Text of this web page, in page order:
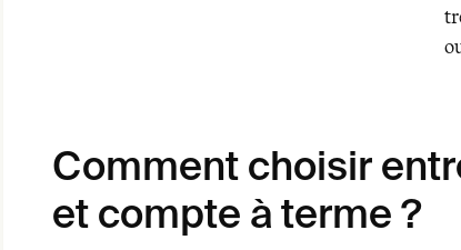
Comment choisir
et compte à terme ?